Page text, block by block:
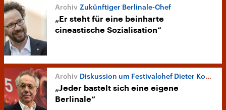
Zukünftiger Berlinale-Chef
„Er steht für eine beinharte
cineastische Sozialisation“
Diskussion um Festivalchef Dieter Kosslick
„Jeder bastelt sich eine eigene
Berlinale“